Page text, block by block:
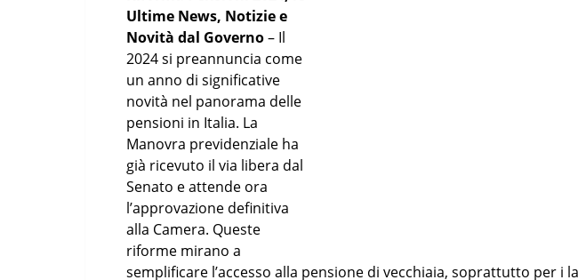
Ultime News, Notizie e
Novità dal Governo– Il
2024 si preannuncia come
un anno di significative
novità nel panorama delle
pensioni in Italia. La
Manovra previdenziale ha
già ricevuto il via libera dal
Senato e attende ora
l’approvazione definitiva
alla Camera. Queste
riforme mirano a
semplificare l’accesso alla pensione di vecchiaia, soprattutto per i